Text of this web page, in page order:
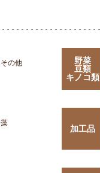
の他
野菜
豆類
キノコ類
加工品